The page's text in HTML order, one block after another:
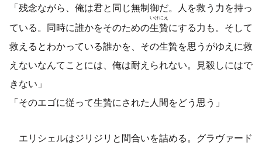
「残念ながら、俺は君と同じ無制御だ。人を救う力を持っ
ている。同時に誰かをそのための生贄
いけにえ
にする力も。そして
救えるとわかっている誰かを、その生贄を思うがゆえに救
えないなんてことには、俺は耐えられない。見殺しにはで
きない」
「そのエゴに従って生贄にされた人間をどう思う」
エリシェルはジリジリと間合いを詰める。グラヴァード